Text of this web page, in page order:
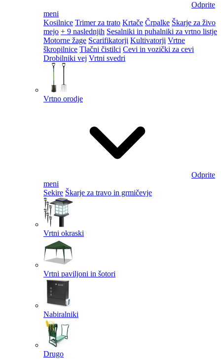
Odprite
meni
Kosilnice Trimer za trato Krtače Črpalke Škarje za živo
mejo + 9 naslednjih Sesalniki in puhalniki za vrtno listje
Motorne žage Scarifikatorji Kultivatorji Vrtne
škropilnice Tlačni čistilci Cevi in vozički za cevi
Drobilniki vej Vrtni svedri
Vrtno orodje
Odprite
meni
Sekire Škarje za travo in grmičevje
Vrtni okraski
Vrtni paviljoni in šotori
Nabiralniki
Drugo